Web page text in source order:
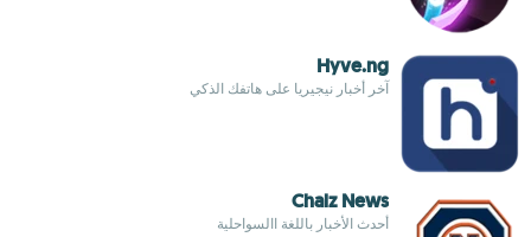
Hyve.ng
آخر أخبار نيجيريا على هاتفك الذكي
Chalz News
أحدث الأخبار باللغة االسواحلية